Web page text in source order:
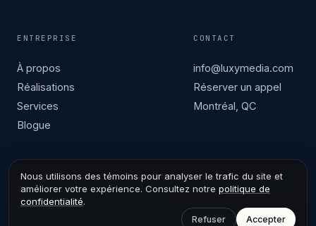
ENTREPRISE
À propos
Réalisations
Services
Blogue
CONTACT
info@luxymedia.com
Réserver un appel
Montréal, QC
CONFIDENTIALITÉ
© 2026 LUXY MEDIA INC. · ALL RIGHTS RESERVED /
Nous utilisons des témoins pour analyser le trafic du site et
améliorer votre expérience. Consultez notre politique de
confidentialité.
Refuser Accepter